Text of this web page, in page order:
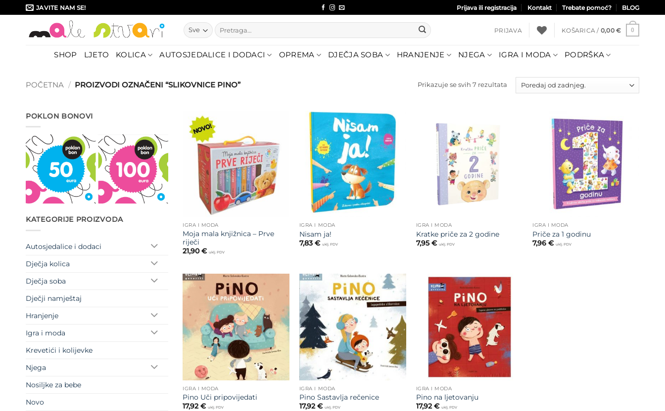
to
JAVITE NAM SE! Prijava ili registracija Kontakt Trebate pomoć? BLOG
Pretraži:
PRIJAVA KOŠARICA / 0,00 € 0
SHOP LJETO KOLICA AUTOSJEDALICE I DODACI OPREMA DJEČJA SOBA HRANJENJE NJEGA IGRA I MODA PODRŠKA
POČETNA / PROIZVODI OZNAČENI “SLIKOVNICE PINO” Prikazuje se svih 7 rezultata Poredano
POKLON BONOVI
KATEGORIJE PROIZVODA
Autosjedalice i dodaci
Dječja kolica
Dječja soba
Dječji namještaj
Hranjenje
Igra i moda
Krevetići i kolijevke
Njega
Nosiljke za bebe
Novo
na listu
želja
IGRA I MODA
Moja mala knjižnica – Prve
riječi
21,90€ uklj. PDV
Dodajte
na listu
želja
IGRA I MODA
Nisam ja!
7,83 € uklj. PDV
Dodajte
na listu
IGRA I MODA
Kratke priče za 2 godine
7,95 € uklj. PDV
Dodajte
na listu
želja
IGRA I MODA
Priče za 1 godinu
7,96€ uklj. PDV
Dodajte
na listu
želja
IGRA I MODA
Pino Uči pripovijedati
17,92€ uklj. PDV
Dodajte
na listu
IGRA I MODA
Pino Sastavlja rečenice
17,92€ uklj. PDV
Dodajte
na listu
želja
IGRA I MODA
Pino na ljetovanju
17,92€ uklj. PDV